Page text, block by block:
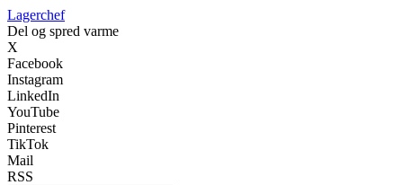
Lagerchef
Del og spred varme
X
Facebook
Instagram
LinkedIn
YouTube
Pinterest
TikTok
Mail
RSS